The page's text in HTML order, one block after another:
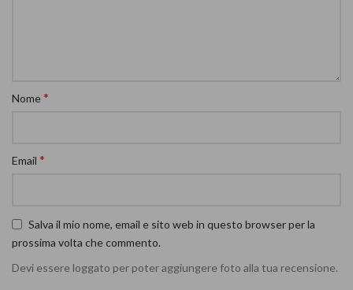
Nome*
Email *
Salva il mio nome, email e sito web in questo browser per la
prossima volta che commento.
Devi essere loggato per poter aggiungere foto alla tua recensione.